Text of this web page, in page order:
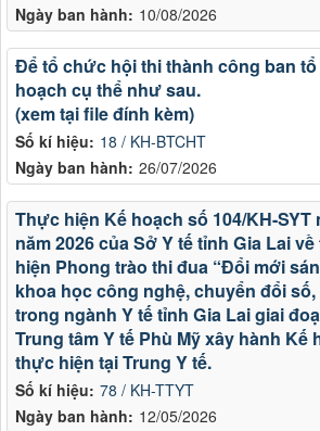
Ngày ban hành: 10/08/2026
Số kí hiệu: 18 / KH-BTCHT
Ngày ban hành: 26/07/2026
Để tổ chức hội thi thành công ban
hoạch cụ thể như sau.
(xem tại file đính kèm)
Số kí hiệu: 78 / KH-TTYT
Ngày ban hành: 12/05/2026
Thực hiện Kế hoạch số 104/KH-SYT
năm 2026 của Sở Y tế tỉnh Gia Lai
hiện Phong trào thi đua “Đổi mới
khoa học công nghệ, chuyển đổi
trong ngành Y tế tỉnh Gia Lai giai
Trung tâm Y tế Phù Mỹ xây hành Kế
thực hiện tại Trung Y tế.